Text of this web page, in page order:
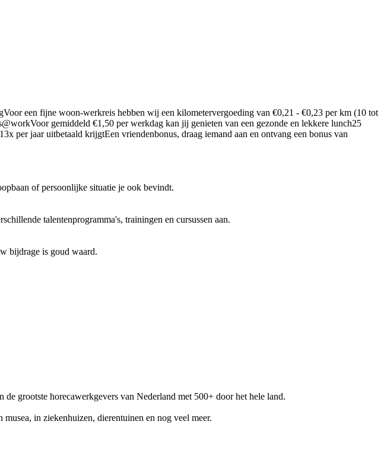
een fijne woon-werkreis hebben wij een kilometervergoeding van €0,21 - €0,23 per km (10 tot
gemiddeld €1,50 per werkdag kan jij genieten van een gezonde en lekkere lunch25
per jaar uitbetaald krijgtEen vriendenbonus, draag iemand aan en ontvang een bonus van
of persoonlijke situatie je ook bevindt.
talentenprogramma's, trainingen en cursussen aan.
bijdrage is goud waard.
grootste horecawerkgevers van Nederland met 500+ door het hele land.
in ziekenhuizen, dierentuinen en nog veel meer.